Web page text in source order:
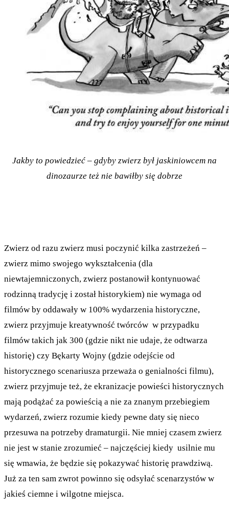
Jakby to powiedzieć – gdyby zwierz był jaskiniowcem na
dinozaurze też nie bawiłby się dobrze
Zwierz od razu zwierz musi poczynić kilka zastrzeżeń –
zwierz mimo swojego wykształcenia (dla
niewtajemniczonych, zwierz postanowił kontynuować
rodzinną tradycję i został historykiem) nie wymaga od
filmów by oddawały w 100% wydarzenia historyczne,
zwierz przyjmuje kreatywność twórców w przypadku
filmów takich jak 300 (gdzie nikt nie udaje, że odtwarza
historię) czy Bękarty Wojny (gdzie odejście od
historycznego scenariusza przeważa o genialności filmu),
zwierz przyjmuje też, że ekranizacje powieści historycznych
mają podążać za powieścią a nie za znanym przebiegiem
wydarzeń, zwierz rozumie kiedy pewne daty się nieco
przesuwa na potrzeby dramaturgii. Nie mniej czasem zwierz
nie jest w stanie zrozumieć – najczęściej kiedy usilnie mu
się wmawia, że będzie się pokazywać historię prawdziwą.
Już za ten sam zwrot powinno się odsyłać scenarzystów w
jakieś ciemne i wilgotne miejsca.